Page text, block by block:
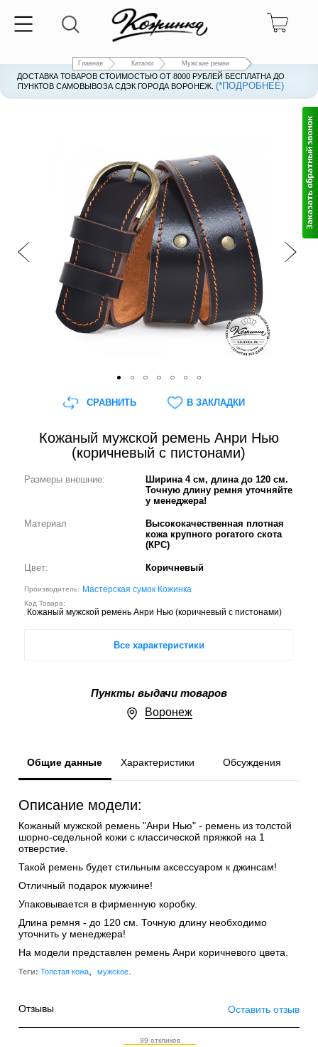
Главная Каталог Мужские ремни
ДОСТАВКА ТОВАРОВ СТОИМОСТЬЮ ОТ 8000 РУБЛЕЙ БЕСПЛАТНА ДО
ПУНКТОВ САМОВЫВОЗА СДЭК ГОРОДА ВОРОНЕЖ.(*ПОДРОБНЕЕ)
Кожаный мужской ремень Анри Нью
(коричневый с пистонами)
Размеры внешние:
Ширина 4 см, длина до 120 см.
Точную длину ремня уточняйте
у менеджера!
Материал
Высококачественная плотная
кожа крупного рогатого скота
(КРС)
Цвет: Коричневый
Производитель: Мастерская сумок Кожинка
Код Товара:
Кожаный мужской ремень Анри Нью (коричневый с пистонами)
Все характеристики
Пункты выдачи товаров
Воронеж
СРАВНИТЬ В ЗАКЛАДКИ
Общие данные Характеристики Обсуждения
Описание модели:
Кожаный мужской ремень "Анри Нью" - ремень из толстой
шорно-седельной кожи с классической пряжкой на 1
отверстие.
Такой ремень будет стильным аксессуаром к джинсам!
Отличный подарок мужчине!
Упаковывается в фирменную коробку.
Длина ремня - до 120 см. Точную длину необходимо
уточнить у менеджера!
На модели представлен ремень Анри коричневого цвета.
Теги: Толстая кожа, мужское.
Отзывы Оставить отзыв
99 откликов